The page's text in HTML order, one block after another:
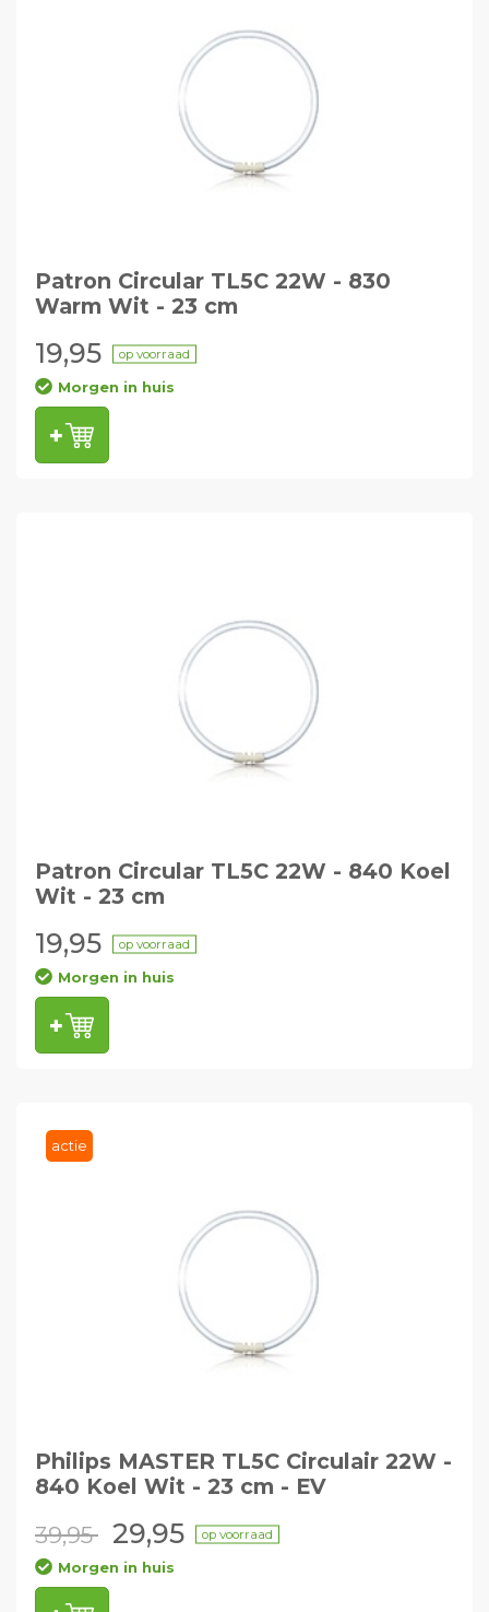
Patron Circular TL5C 22W - 830
Warm Wit - 23 cm
19,95 op voorraad
Morgen in huis
Patron Circular TL5C 22W - 840 Koel
Wit - 23 cm
19,95 op voorraad
Morgen in huis
actie
Philips MASTER TL5C Circulair 22W -
840 Koel Wit - 23 cm - EV
39,95 29,95 op voorraad
Morgen in huis